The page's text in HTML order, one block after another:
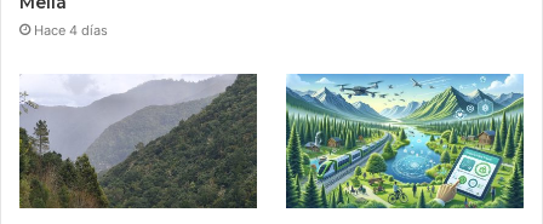
Hace 4 días